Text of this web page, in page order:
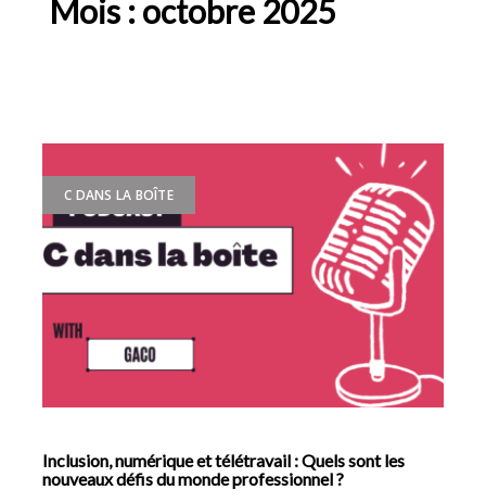
Mois :octobre 2025
C DANS LA BOÎTE
Inclusion, numérique et télétravail : Quels sont les
nouveaux défis du monde professionnel ?